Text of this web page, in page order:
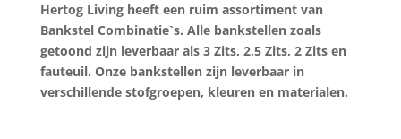
Hertog Living heeft een ruim assortiment van
Bankstel Combinatie`s. Alle bankstellen zoals
getoond zijn leverbaar als 3 Zits, 2,5 Zits, 2 Zits en
fauteuil. Onze bankstellen zijn leverbaar in
verschillende stofgroepen, kleuren en materialen.